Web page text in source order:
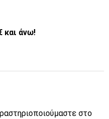
και άνω!
στο